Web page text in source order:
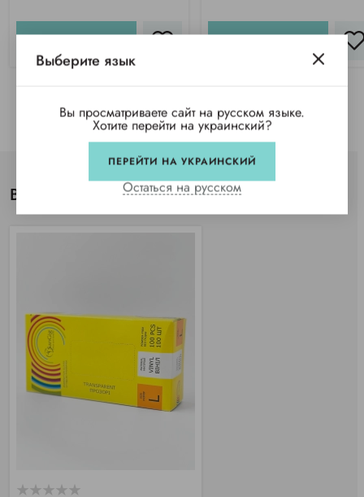
Вы просматривали
Выберите язык
Вы просматриваете сайт на русском языке.
Хотите перейти на украинский?
ПЕРЕЙТИ НА УКРАИНСКИЙ
Остаться на русском